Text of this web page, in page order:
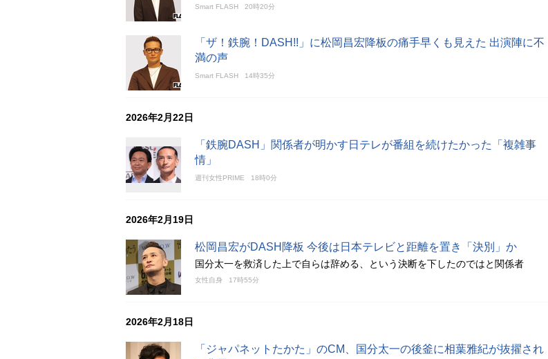
Smart FLASH 20時20分
「ザ！鉄腕！DASH!!」に松岡昌宏降板の痛手早くも見えた 出演陣に不
満の声
Smart FLASH 14時35分
2026年2月22日
「鉄腕DASH」関係者が明かす日テレが番組を続けたかった「複雑事
情」
週刊女性PRIME 18時0分
2026年2月19日
松岡昌宏がDASH降板 今後は日本テレビと距離を置き「決別」か
国分太一を救済した上で自らは辞める、という決断を下したのではと関係者
女性自身 17時55分
2026年2月18日
「ジャパネットたかた」のCM、国分太一の後釜に相葉雅紀が抜擢され